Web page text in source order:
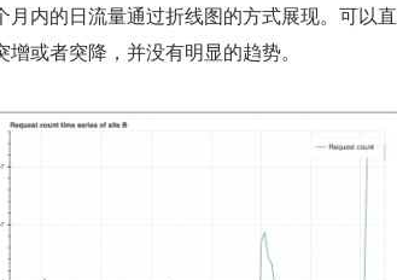
内的日流量通过折线图的方式展现。可以直
或者突降，并没有明显的趋势。